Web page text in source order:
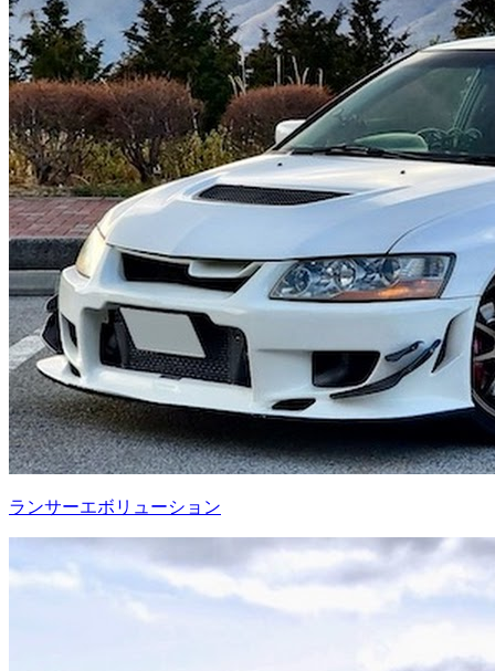
ランサーエボリューション